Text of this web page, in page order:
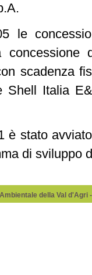
le
concessione
scadenza
Shell Italia
è stato
di sviluppo
della Val d'Agri